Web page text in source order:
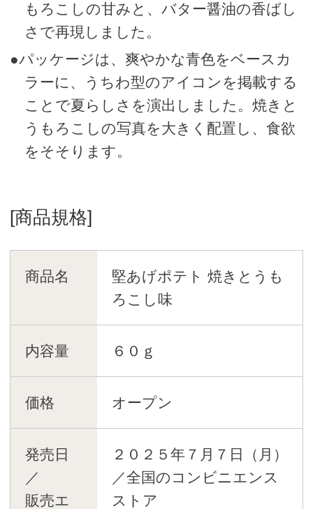
もろこしの甘みと、バター醤油の香ばし
さで再現しました。
●パッケージは、爽やかな青色をベースカ
ラーに、うちわ型のアイコンを掲載する
ことで夏らしさを演出しました。焼きと
うもろこしの写真を大きく配置し、食欲
をそそります。
[商品規格]
商品名
堅あげポテト 焼きとうも
ろこし味
内容量 ６０ｇ
価格 オープン
発売日
／
販売エ
２０２５年７月７日（月）
／全国のコンビニエンス
ストア